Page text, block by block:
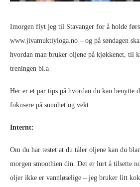
Imorgen flyt jeg til Stavanger for å holde
www.jivamuktiyioga.no – og på søndagen
hvordan man bruker oljene på kjøkkenet, til
treningen bl.a
Her er et par tips på hvordan du kan benytte
fokusere på sunnhet og vekt.
Internt:
Om du har testet at du tåler oljene kan du
morgen smoothien din. Det er lurt å tilsette
oljer ikke er vannløselige – jeg bruker litt